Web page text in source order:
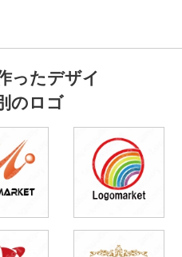
ったデザイ
のロゴ